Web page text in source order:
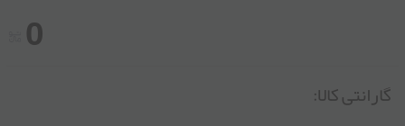
0
گارانتی کالا: